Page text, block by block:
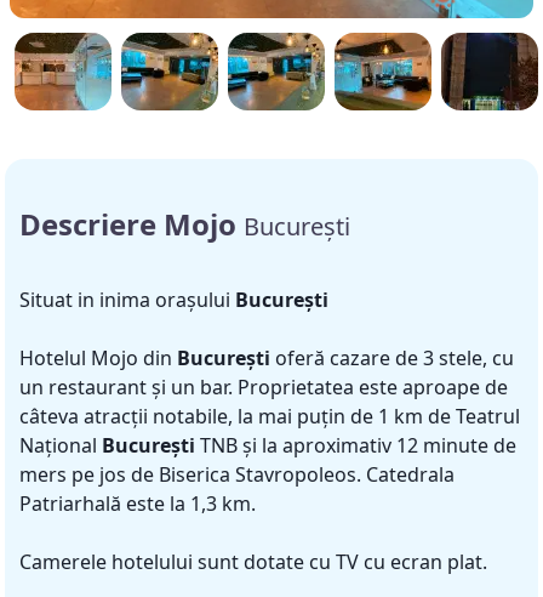
Descriere Mojo București
Situat in inima orașului București
Hotelul Mojo din București oferă cazare de 3 stele, cu
un restaurant și un bar. Proprietatea este aproape de
câteva atracții notabile, la mai puțin de 1 km de Teatrul
Național București TNB și la aproximativ 12 minute de
mers pe jos de Biserica Stavropoleos. Catedrala
Patriarhală este la 1,3 km.
Camerele hotelului sunt dotate cu TV cu ecran plat.